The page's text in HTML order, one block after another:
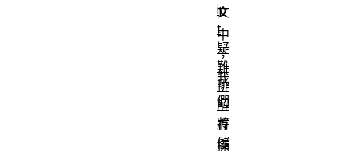
文
中
，
我
們
將
探
ip
t
疑
難
排
解
存
儲